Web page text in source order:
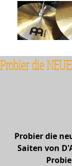
Probier die
Probier die
Saiten von